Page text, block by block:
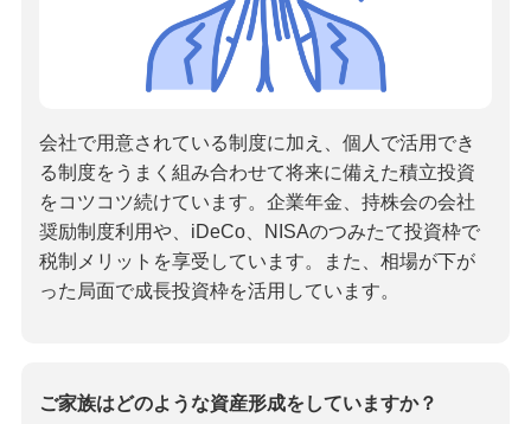
会社で用意されている制度に加え、個人で活用でき
る制度をうまく組み合わせて将来に備えた積立投資
をコツコツ続けています。企業年金、持株会の会社
奨励制度利用や、iDeCo、NISAのつみたて投資枠で
税制メリットを享受しています。また、相場が下が
った局面で成長投資枠を活用しています。
ご家族はどのような資産形成をしていますか？